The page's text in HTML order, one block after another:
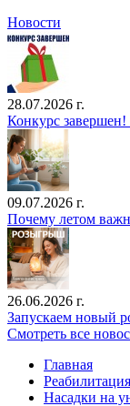
Новости
28.07.2026 г.
Конкурс
09.07.2026 г.
Почему летом
26.06.2026 г.
Запускаем новый
Смотреть все
Главная
Реабилитация
Насадки на